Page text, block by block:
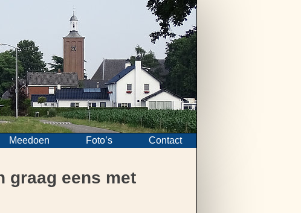
Meedoen Foto’s Contact
graag eens met